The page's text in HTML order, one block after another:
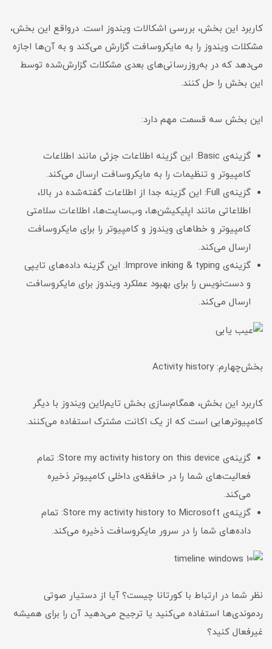
کاربرد این بخش، بررسی اشکالات ویندوز است. درواقع این بخش،
مشکلات ویندوز را به مایکروسافت گزارش می‌کند و به آن‌ها اجازه
می‌دهد که در به‌روزرسانی‌های بعدی مشکلات گزارش‌شده توسط
این بخش را حل کنند.
این بخش سه قسمت مهم دارد:
گزینه‌ی Basic: این گزینه اطلاعات جزئی مانند اطلاعات
کامپیوتر و تنظیمات را به مایکروسافت ارسال می‌کند.
گزینه‌ی Full: این گزینه جدا از اطلاعات گفته‌شده در بالا،
اطلاعاتی مانند اپلیکیشن‌ها، وب‌سایت‌ها، اطلاعات سلامتی
کامپیوتر و خطاهای ویندوز و کامپیوتر را برای مایکروسافت
ارسال می‌کند.
گزینه‌ی Improve inking & typing: این گزینه داده‌های تایپی
و دست‌نویس را برای بهبود عملکرد ویندوز برای مایکروسافت
ارسال می‌کند.
بخش‌چهارم: Activity history
کاربرد این بخش، همگام‌سازی بخش تایم‌لاین ویندوز با دیگر
کامپیوترهایی است که از یک اکانت مشترک استفاده می‌کنند.
گزینه‌ی Store my activity history on this device: تمام
فعالیت‌های شما را در حافظه‌ی داخلی کامپیوتر ذخیره
می‌کند.
گزینه‌ی Store my activity history to Microsoft: تمام
داده‌های شما را در سرور مایکروسافت ذخیره می‌کند.
نظر شما در ارتباط با کورتانا چیست؟ آیا از دستیار صوتی
ردموندی‌ها استفاده می‌کنید یا ترجیح می‌دهید آن را برای همیشه
غیرفعال کنید؟